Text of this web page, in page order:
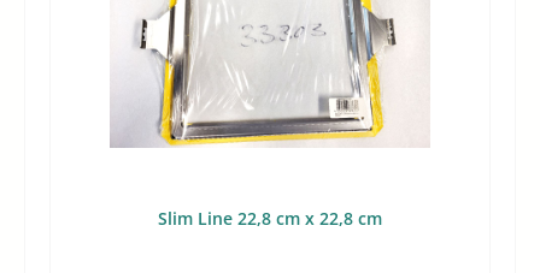
Slim Line 22,8 cm x 22,8 cm